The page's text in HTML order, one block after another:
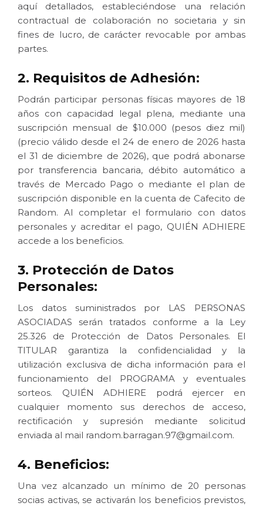
aquí detallados, estableciéndose una relación
contractual de colaboración no societaria y sin
fines de lucro, de carácter revocable por ambas
partes.
2. Requisitos de Adhesión:
Podrán participar personas físicas mayores de 18
años con capacidad legal plena, mediante una
suscripción mensual de $10.000 (pesos diez mil)
(precio válido desde el 24 de enero de 2026 hasta
el 31 de diciembre de 2026), que podrá abonarse
por transferencia bancaria, débito automático a
través de Mercado Pago o mediante el plan de
suscripción disponible en la cuenta de Cafecito de
Random. Al completar el formulario con datos
personales y acreditar el pago, QUIÉN ADHIERE
accede a los beneficios.
3. Protección de Datos
Personales:
Los datos suministrados por LAS PERSONAS
ASOCIADAS serán tratados conforme a la Ley
25.326 de Protección de Datos Personales. El
TITULAR garantiza la confidencialidad y la
utilización exclusiva de dicha información para el
funcionamiento del PROGRAMA y eventuales
sorteos. QUIÉN ADHIERE podrá ejercer en
cualquier momento sus derechos de acceso,
rectificación y supresión mediante solicitud
enviada al mail random.barragan.97@gmail.com.
4. Beneficios:
Una vez alcanzado un mínimo de 20 personas
socias activas, se activarán los beneficios previstos,